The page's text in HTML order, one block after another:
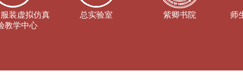
装虚拟仿真
教学中心
总实验室 紫卿书院 师